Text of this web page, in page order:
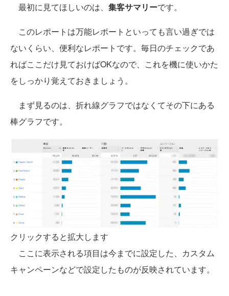
最初に見てほしいのは、 集客サマリーです。
このレポートは万能レポートといっても言い過ぎでは
ないくらい、便利なレポートです。毎日のチェックであ
ればここだけ見ておけばOKなので、これを機に使いかた
をしっかり覚えておきましょう。
まず見るのは、折れ線グラフではなくてその下にある
棒グラフです。
クリックすると拡大します
ここに表示される項目は今までに設定した、カスタム
キャンペーンなどで設定したものが反映されています。